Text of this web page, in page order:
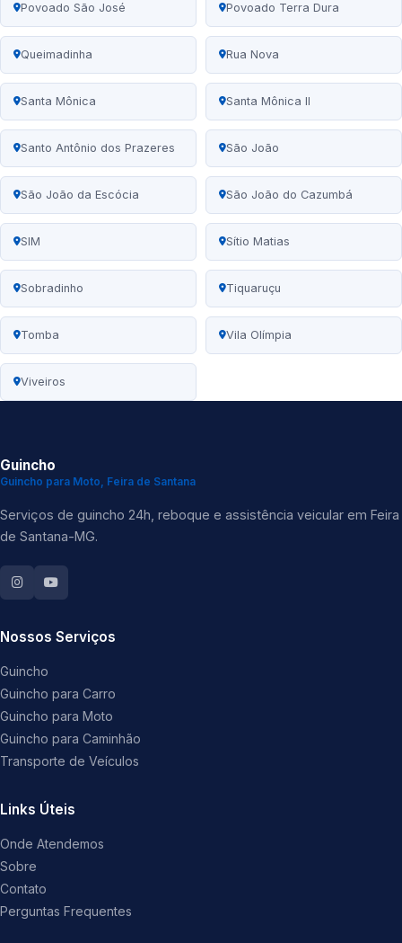
Povoado São José Povoado Terra Dura
Queimadinha Rua Nova
Santa Mônica Santa Mônica II
Santo Antônio dos Prazeres São João
São João da Escócia São João do Cazumbá
SIM Sítio Matias
Sobradinho Tiquaruçu
Tomba Vila Olímpia
Viveiros
Guincho
Guincho para Moto, Feira de Santana
Serviços de guincho 24h, reboque e assistência veicular em Feira
de Santana-MG.
Nossos Serviços
Guincho
Guincho para Carro
Guincho para Moto
Guincho para Caminhão
Transporte de Veículos
Links Úteis
Onde Atendemos
Sobre
Contato
Perguntas Frequentes